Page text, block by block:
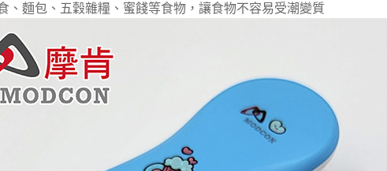
、麵包、五穀雜糧、蜜餞等食物，讓食物不容易受潮變質